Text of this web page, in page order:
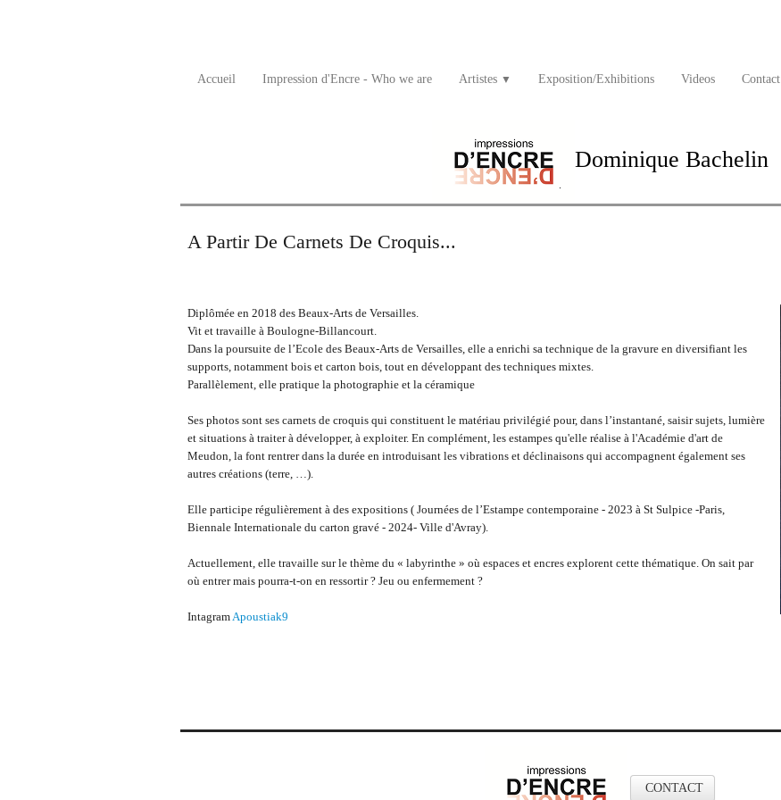
Accueil Impression d'Encre - Who we are Artistes ▼ Exposition/Exhibitions Videos Contact
Dominique Bachelin
A Partir De Carnets De Croquis...
Diplômée en 2018 des Beaux-Arts de Versailles.
Vit et travaille à Boulogne-Billancourt.
Dans la poursuite de l’Ecole des Beaux-Arts de Versailles, elle a enrichi sa technique de la gravure en diversifiant les
supports, notamment bois et carton bois, tout en développant des techniques mixtes.
Parallèlement, elle pratique la photographie et la céramique
Ses photos sont ses carnets de croquis qui constituent le matériau privilégié pour, dans l’instantané, saisir sujets, lumière
et situations à traiter à développer, à exploiter. En complément, les estampes qu'elle réalise à l'Académie d'art de
Meudon, la font rentrer dans la durée en introduisant les vibrations et déclinaisons qui accompagnent également ses
autres créations (terre, …).
Elle participe régulièrement à des expositions ( Journées de l’Estampe contemporaine - 2023 à St Sulpice -Paris,
Biennale Internationale du carton gravé - 2024- Ville d'Avray).
Actuellement, elle travaille sur le thème du « labyrinthe » où espaces et encres explorent cette thématique. On sait par
où entrer mais pourra-t-on en ressortir ? Jeu ou enfermement ?
IntagramApoustiak9
CONTACT